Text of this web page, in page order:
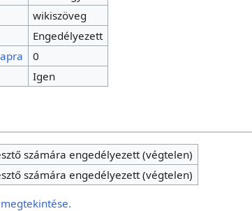
wikiszöveg
Engedélyezett
0
Igen
számára engedélyezett (végtelen)
számára engedélyezett (végtelen)